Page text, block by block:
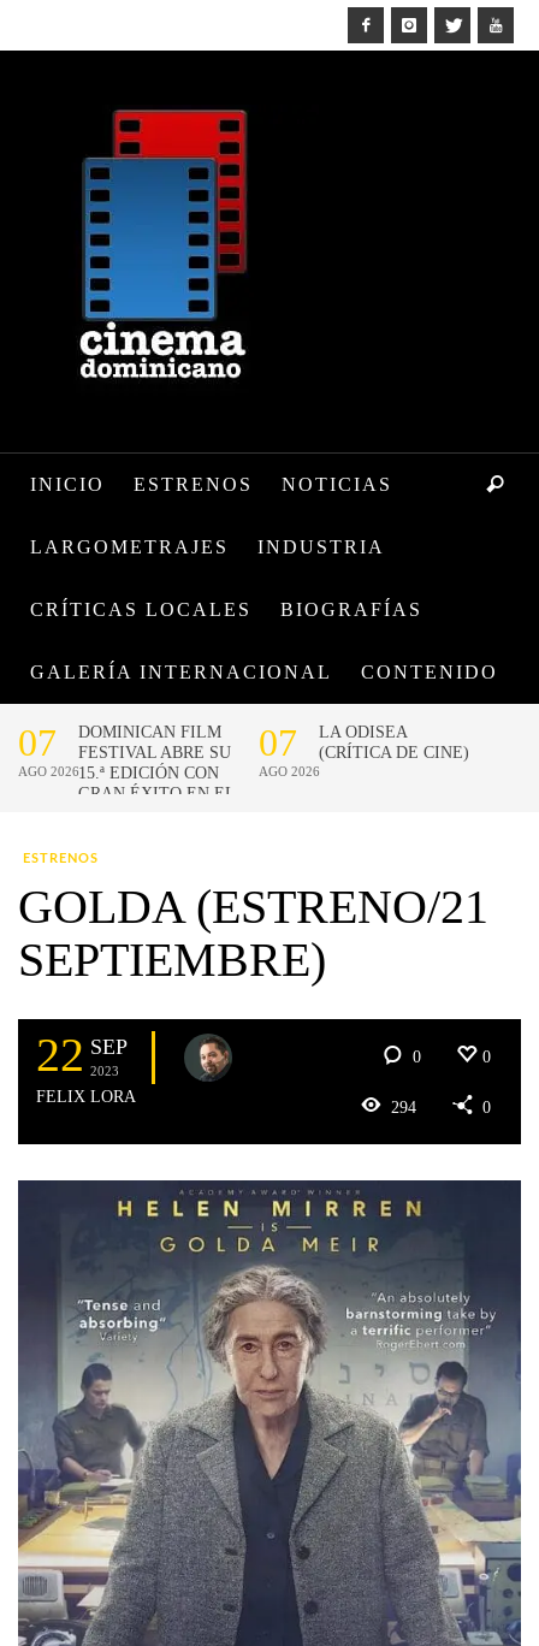
INICIO ESTRENOS NOTICIAS
LARGOMETRAJES INDUSTRIA
CRÍTICAS LOCALES BIOGRAFÍAS
GALERÍA INTERNACIONAL CONTENIDO
ESTRENOS
GOLDA (ESTRENO/21
SEPTIEMBRE)
22 SEP
2023
FELIX LORA
0 0
294 0